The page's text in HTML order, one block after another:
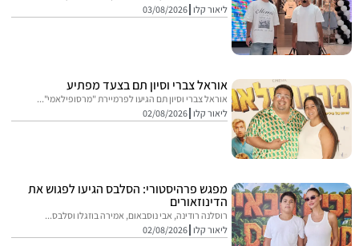
ליאור קלו 03/08/2026
אוראל צברי וסיון תם בצעד מפתיע
אוראל צברי וסיון תם הגיעו לפרמיירת "מרסופילאמי"...
ליאור קלו 02/08/2026
מפגש פרהיסטורי: הסלבס הגיעו לפגוש את
הדינוזאורים
רוסלנה רודינה, אבי נוסבאום, אמירה בוזגלו וסלבס...
ליאור קלו 02/08/2026